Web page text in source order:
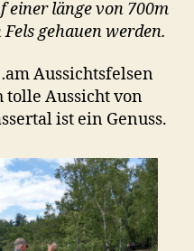
einer länge von 700m
gehauen werden.
Aussichtsfelsen
Aussicht von
ist ein Genuss.